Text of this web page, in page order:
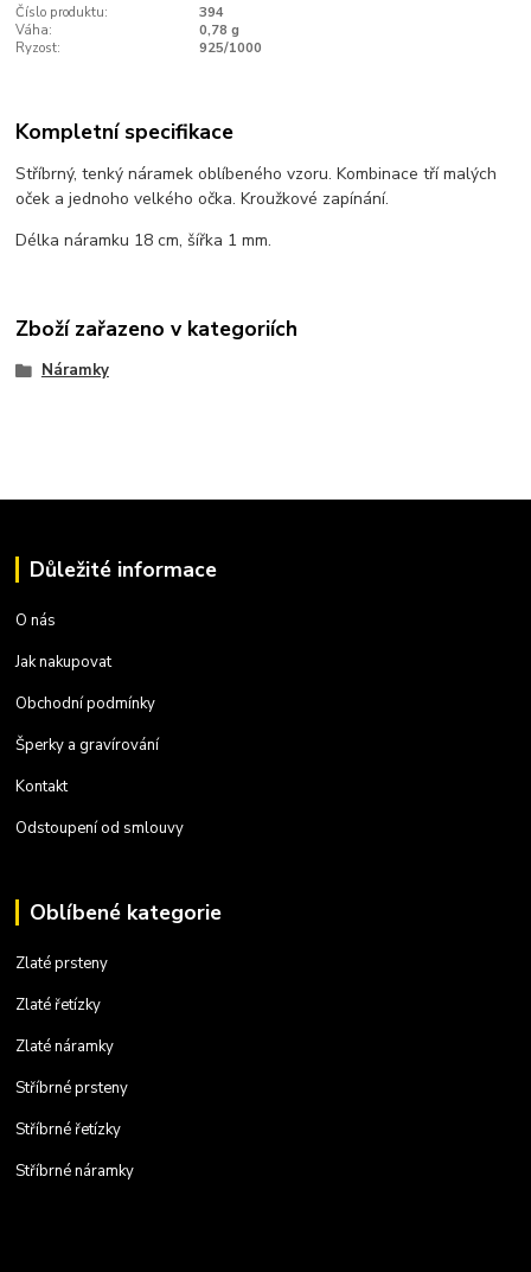
Číslo produktu:
394
Váha:
0,78 g
Ryzost:
925/1000
Kompletní specifikace
Stříbrný, tenký náramek oblíbeného vzoru. Kombinace tří malých
oček a jednoho velkého očka. Kroužkové zapínání.
Délka náramku 18 cm, šířka 1 mm.
Zboží zařazeno v kategoriích
Náramky
Důležité informace
O nás
Jak nakupovat
Obchodní podmínky
Šperky a gravírování
Kontakt
Odstoupení od smlouvy
Oblíbené kategorie
Zlaté prsteny
Zlaté řetízky
Zlaté náramky
Stříbrné prsteny
Stříbrné řetízky
Stříbrné náramky